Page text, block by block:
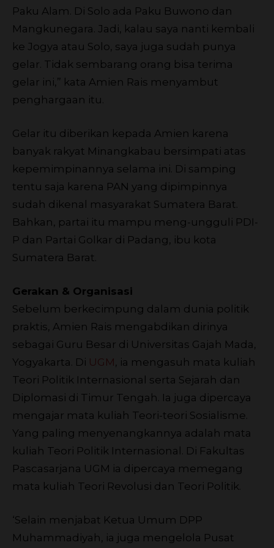
Paku Alam. Di Solo ada Paku Buwono dan
Mangkunegara. Jadi, kalau saya nanti kembali
ke Jogya atau Solo, saya juga sudah punya
gelar. Tidak sembarang orang bisa terima
gelar ini,” kata Amien Rais menyambut
penghargaan itu.
Gelar itu diberikan kepada Amien karena
banyak rakyat Minangkabau bersimpati atas
kepemimpinannya selama ini. Di samping
tentu saja karena PAN yang dipimpinnya
sudah dikenal masyarakat Sumatera Barat.
Bahkan, partai itu mampu meng-ungguli PDI-
P dan Partai Golkar di Padang, ibu kota
Sumatera Barat.
Gerakan & Organisasi
Sebelum berkecimpung dalam dunia politik
praktis, Amien Rais mengabdikan dirinya
sebagai Guru Besar di Universitas Gajah Mada,
Yogyakarta. Di UGM , ia mengasuh mata kuliah
Teori Politik Internasional serta Sejarah dan
Diplomasi di Timur Tengah. Ia juga dipercaya
mengajar mata kuliah Teori-teori Sosialisme.
Yang paling menyenangkannya adalah mata
kuliah Teori Politik Internasional. Di Fakultas
Pascasarjana UGM ia dipercaya memegang
mata kuliah Teori Revolusi dan Teori Politik.
‘Selain menjabat Ketua Umum DPP
Muhammadiyah, ia juga mengelola Pusat